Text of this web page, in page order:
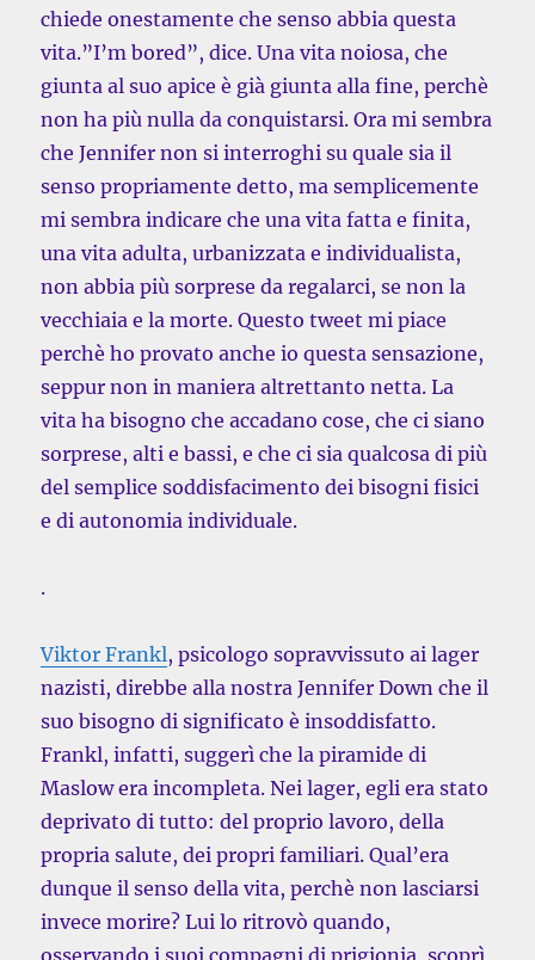
chiede onestamente che senso abbia questa
vita.”I’m bored”, dice. Una vita noiosa, che
giunta al suo apice è già giunta alla fine, perchè
non ha più nulla da conquistarsi. Ora mi sembra
che Jennifer non si interroghi su quale sia il
senso propriamente detto, ma semplicemente
mi sembra indicare che una vita fatta e finita,
una vita adulta, urbanizzata e individualista,
non abbia più sorprese da regalarci, se non la
vecchiaia e la morte. Questo tweet mi piace
perchè ho provato anche io questa sensazione,
seppur non in maniera altrettanto netta. La
vita ha bisogno che accadano cose, che ci siano
sorprese, alti e bassi, e che ci sia qualcosa di più
del semplice soddisfacimento dei bisogni fisici
e di autonomia individuale.
.
Viktor Frankl, psicologo sopravvissuto ai lager
nazisti, direbbe alla nostra Jennifer Down che il
suo bisogno di significato è insoddisfatto.
Frankl, infatti, suggerì che la piramide di
Maslow era incompleta. Nei lager, egli era stato
deprivato di tutto: del proprio lavoro, della
propria salute, dei propri familiari. Qual’era
dunque il senso della vita, perchè non lasciarsi
invece morire? Lui lo ritrovò quando,